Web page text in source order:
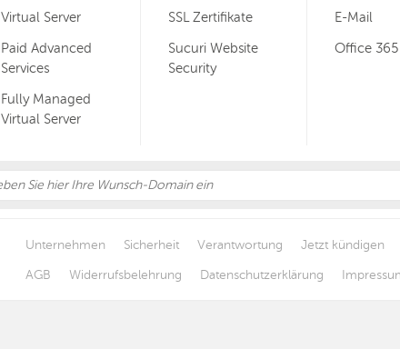
Virtual Server
Paid Advanced
Services
Fully Managed
Virtual Server
SSL Zertifikate
Sucuri Website
Security
E-Mail
Office 365
Unternehmen Sicherheit Verantwortung Jetzt kündigen
AGB
Widerrufsbelehrung Datenschutzerklärung